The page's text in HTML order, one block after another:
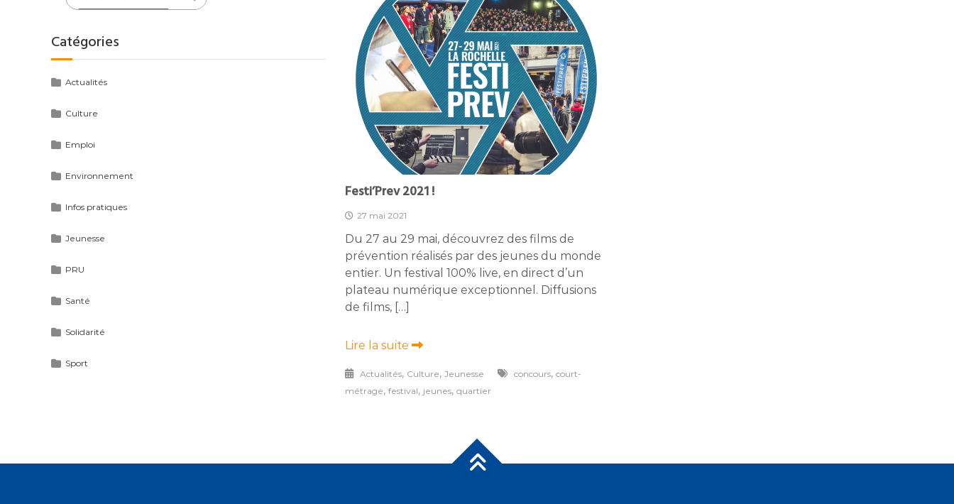
Festi’Prev 2021 !
27 mai 2021
Du 27 au 29 mai, découvrez des films de
prévention réalisés par des jeunes du monde
entier. Un festival 100% live, en direct d’un
plateau numérique exceptionnel. Diffusions
de films, […]
Lire la suite
Actualités, Culture, Jeunesse concours, court-
métrage, festival, jeunes, quartier
:
Catégories
Actualités
Culture
Emploi
Environnement
Infos pratiques
Jeunesse
PRU
Santé
Solidarité
Sport